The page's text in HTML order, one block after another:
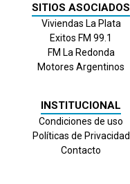
SITIOS ASOCIADOS
Viviendas La Plata
Exitos FM 99.1
FM La Redonda
Motores Argentinos
INSTITUCIONAL
Condiciones de uso
Políticas de Privacidad
Contacto